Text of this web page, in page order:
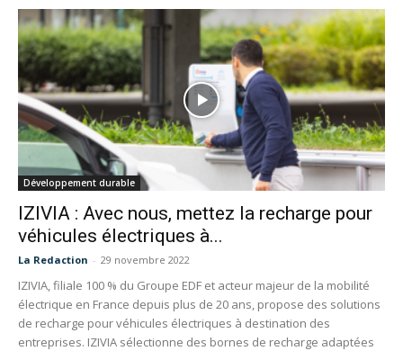
Développement durable
IZIVIA : Avec nous, mettez la recharge pour
véhicules électriques à...
La Redaction - 29 novembre 2022
IZIVIA, filiale 100 % du Groupe EDF et acteur majeur de la mobilité
électrique en France depuis plus de 20 ans, propose des solutions
de recharge pour véhicules électriques à destination des
entreprises. IZIVIA sélectionne des bornes de recharge adaptées